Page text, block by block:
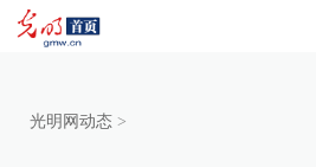
光明网动态 >